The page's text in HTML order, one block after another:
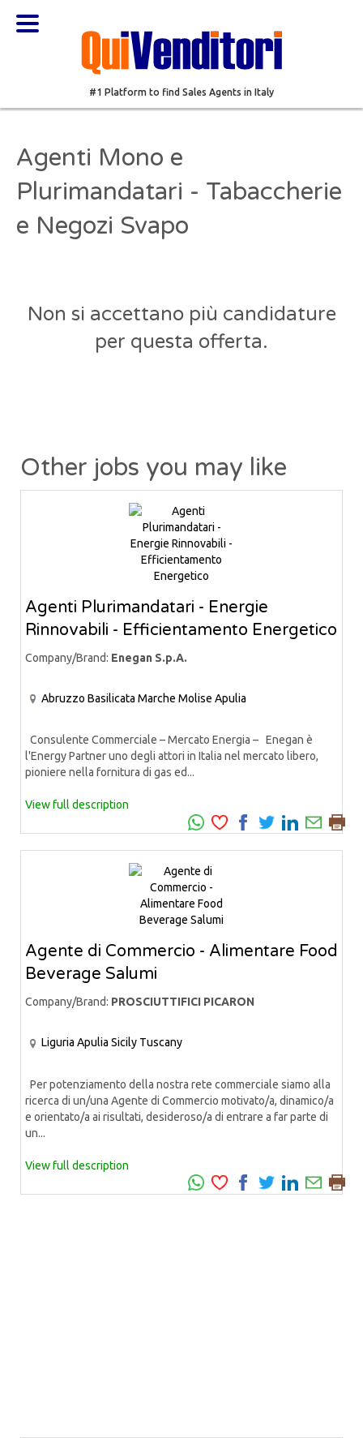
#1 Platform to find Sales Agents in Italy
Agenti Mono e
Plurimandatari - Tabaccherie
e Negozi Svapo
Non si accettano più candidature
per questa offerta.
Other jobs you may like
Agenti Plurimandatari - Energie
Rinnovabili - Efficientamento Energetico
Company/Brand: Enegan S.p.A.
Abruzzo Basilicata Marche Molise Apulia
Consulente Commerciale – Mercato Energia – Enegan è
l'Energy Partner uno degli attori in Italia nel mercato libero,
pioniere nella fornitura di gas ed...
View full description
Agente di Commercio - Alimentare Food
Beverage Salumi
Company/Brand: PROSCIUTTIFICI PICARON
Liguria Apulia Sicily Tuscany
Per potenziamento della nostra rete commerciale siamo alla
ricerca di un/una Agente di Commercio motivato/a, dinamico/a
e orientato/a ai risultati, desideroso/a di entrare a far parte di
un...
View full description